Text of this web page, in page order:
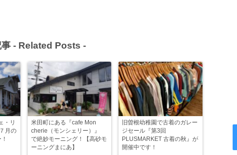
- Related Posts -
・リ
月の
米田町にある『cafe Mon
cherie（モンシェリー）』
で絶妙モーニング！【高砂モ
ーニングまにあ】
旧曽根幼稚園で古着のガレー
ジセール『第3回
PLUSMARKET 古着の秋』が
開催中です！